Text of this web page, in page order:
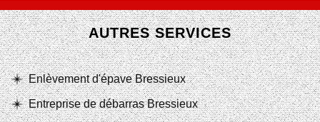
AUTRES SERVICES
Enlèvement d'épave Bressieux
Entreprise de débarras Bressieux